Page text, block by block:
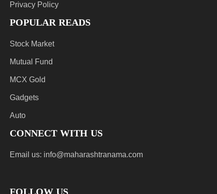
Privacy Policy
POPULAR READS
Stock Market
Mutual Fund
MCX Gold
Gadgets
Auto
CONNECT WITH US
Email us: info@maharashtranama.com